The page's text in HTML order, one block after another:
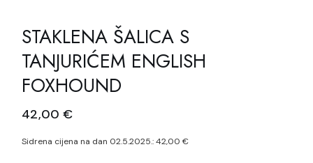
STAKLENA ŠALICA S
TANJURIĆEM ENGLISH
FOXHOUND
42,00 €
Sidrena cijena na dan 02.5.2025.:42,00€